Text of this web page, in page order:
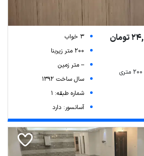
3 خواب
200 متر زیربنا
-- متر زمین
سال ساخت 1392
شماره طبقه: 1
آسانسور: دارد